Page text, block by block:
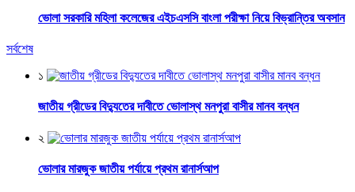
ভোলা সরকারি মহিলা কলেজের এইচএসসি বাংলা পরীক্ষা নিয়ে বিভ্রান্তির অবসান
সর্বশেষ
১
জাতীয় গ্রীডের বিদ্যুতের দাবীতে ভোলাস্থ মনপুরা বাসীর মানব বন্ধন
২
ভোলার মারজুক জাতীয় পর্যায়ে প্রথম রানার্সআপ